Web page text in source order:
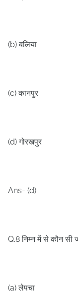
(b)बलिया
(c)कानपुर
(d)गोरखपुर
Ans- (d)
Q.8निम्न में से कौन सी
(a)लेपचा